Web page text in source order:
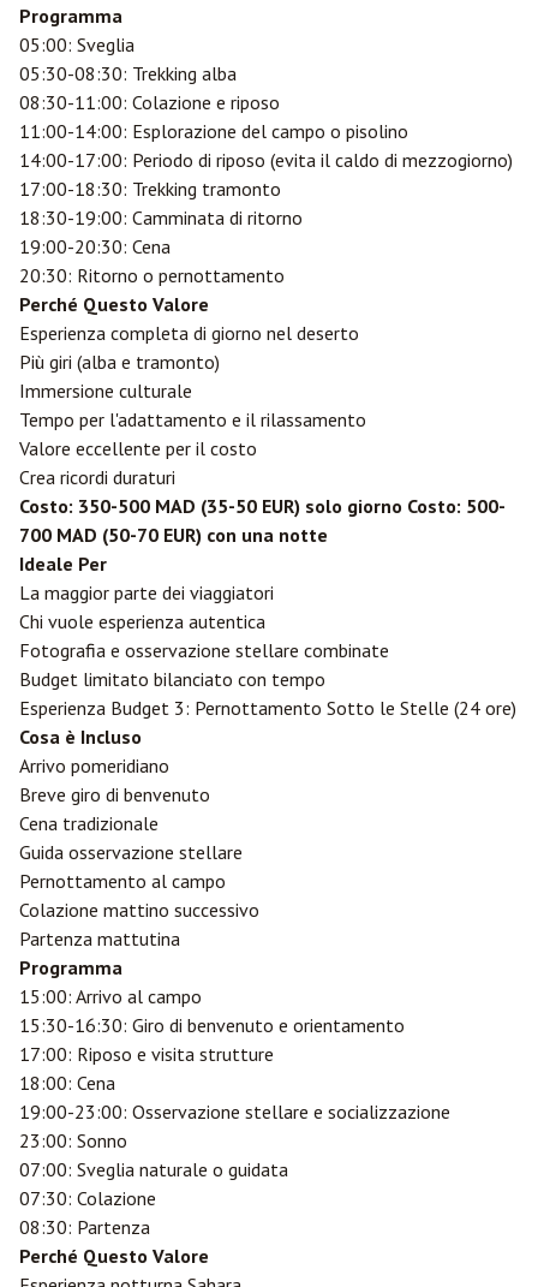
Programma
05:00: Sveglia
05:30-08:30: Trekking alba
08:30-11:00: Colazione e riposo
11:00-14:00: Esplorazione del campo o pisolino
14:00-17:00: Periodo di riposo (evita il caldo di mezzogiorno)
17:00-18:30: Trekking tramonto
18:30-19:00: Camminata di ritorno
19:00-20:30: Cena
20:30: Ritorno o pernottamento
Perché Questo Valore
Esperienza completa di giorno nel deserto
Più giri (alba e tramonto)
Immersione culturale
Tempo per l'adattamento e il rilassamento
Valore eccellente per il costo
Crea ricordi duraturi
Costo: 350-500 MAD (35-50 EUR) solo giorno Costo: 500-
700 MAD (50-70 EUR) con una notte
Ideale Per
La maggior parte dei viaggiatori
Chi vuole esperienza autentica
Fotografia e osservazione stellare combinate
Budget limitato bilanciato con tempo
Esperienza Budget 3: Pernottamento Sotto le Stelle (24 ore)
Cosa è Incluso
Arrivo pomeridiano
Breve giro di benvenuto
Cena tradizionale
Guida osservazione stellare
Pernottamento al campo
Colazione mattino successivo
Partenza mattutina
Programma
15:00: Arrivo al campo
15:30-16:30: Giro di benvenuto e orientamento
17:00: Riposo e visita strutture
18:00: Cena
19:00-23:00: Osservazione stellare e socializzazione
23:00: Sonno
07:00: Sveglia naturale o guidata
07:30: Colazione
08:30: Partenza
Perché Questo Valore